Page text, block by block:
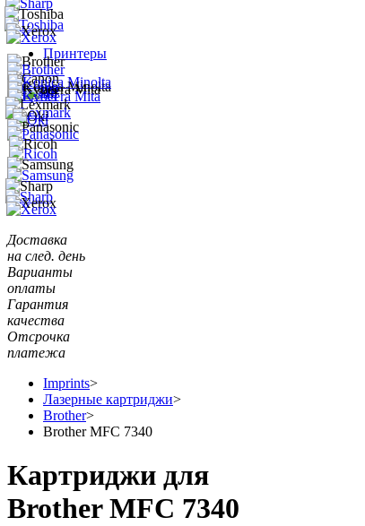
Принтеры
Доставка
на след. день
Варианты
оплаты
Гарантия
качества
Отсрочка
платежа
Imprints>
Лазерные картриджи>
Brother>
Brother MFC 7340
Картриджи для
Brother MFC 7340